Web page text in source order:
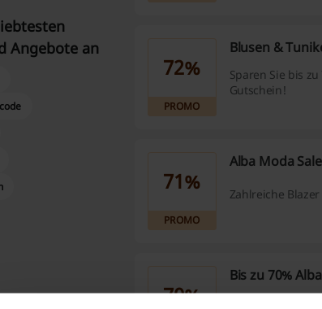
72%
PROMO
Blusen &
Sparen Sie bis
Gutschein!
71%
PROMO
Alba Moda
Zahlreiche
70%
Bis zu 70%
Angebote an